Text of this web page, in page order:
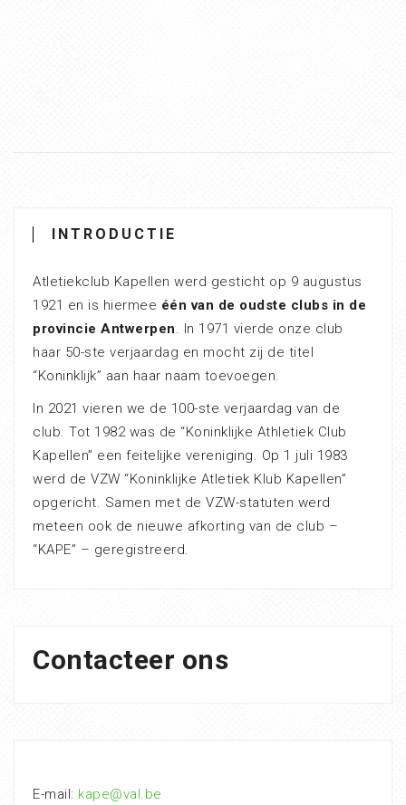
INTRODUCTIE
Atletiekclub Kapellen werd gesticht op 9 augustus
1921 en is hiermee één van de oudste clubs in de
provincie Antwerpen. In 1971 vierde onze club
haar 50-ste verjaardag en mocht zij de titel
“Koninklijk” aan haar naam toevoegen.
In 2021 vieren we de 100-ste verjaardag van de
club. Tot 1982 was de “Koninklijke Athletiek Club
Kapellen” een feitelijke vereniging. Op 1 juli 1983
werd de VZW “Koninklijke Atletiek Klub Kapellen”
opgericht. Samen met de VZW-statuten werd
meteen ook de nieuwe afkorting van de club –
“KAPE” – geregistreerd.
Contacteer ons
E-mail: kape@val.be